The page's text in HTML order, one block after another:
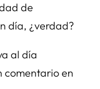
de
día, ¿verdad?
al día
comentario en